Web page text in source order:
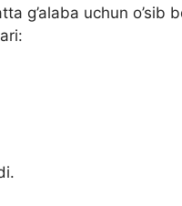
g’alaba uchun